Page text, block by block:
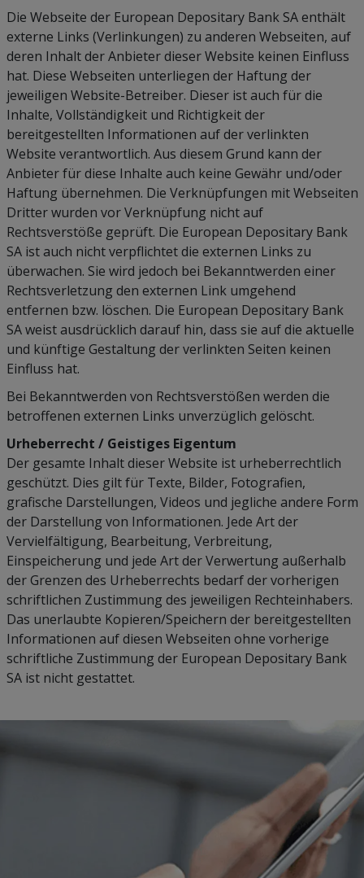
Die Webseite der European Depositary Bank SA enthält
externe Links (Verlinkungen) zu anderen Webseiten, auf
deren Inhalt der Anbieter dieser Website keinen Einfluss
hat. Diese Webseiten unterliegen der Haftung der
jeweiligen Website-Betreiber. Dieser ist auch für die
Inhalte, Vollständigkeit und Richtigkeit der
bereitgestellten Informationen auf der verlinkten
Website verantwortlich. Aus diesem Grund kann der
Anbieter für diese Inhalte auch keine Gewähr und/oder
Haftung übernehmen. Die Verknüpfungen mit Webseiten
Dritter wurden vor Verknüpfung nicht auf
Rechtsverstöße geprüft. Die European Depositary Bank
SA ist auch nicht verpflichtet die externen Links zu
überwachen. Sie wird jedoch bei Bekanntwerden einer
Rechtsverletzung den externen Link umgehend
entfernen bzw. löschen. Die European Depositary Bank
SA weist ausdrücklich darauf hin, dass sie auf die aktuelle
und künftige Gestaltung der verlinkten Seiten keinen
Einfluss hat.
Bei Bekanntwerden von Rechtsverstößen werden die
betroffenen externen Links unverzüglich gelöscht.
Urheberrecht / Geistiges Eigentum
Der gesamte Inhalt dieser Website ist urheberrechtlich
geschützt. Dies gilt für Texte, Bilder, Fotografien,
grafische Darstellungen, Videos und jegliche andere Form
der Darstellung von Informationen. Jede Art der
Vervielfältigung, Bearbeitung, Verbreitung,
Einspeicherung und jede Art der Verwertung außerhalb
der Grenzen des Urheberrechts bedarf der vorherigen
schriftlichen Zustimmung des jeweiligen Rechteinhabers.
Das unerlaubte Kopieren/Speichern der bereitgestellten
Informationen auf diesen Webseiten ohne vorherige
schriftliche Zustimmung der European Depositary Bank
SA ist nicht gestattet.